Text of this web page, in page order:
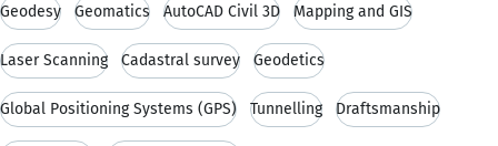
Geodesy Geomatics AutoCAD Civil 3D Mapping and GIS
Laser Scanning Cadastral survey Geodetics
Global Positioning Systems (GPS) Tunnelling Draftsmanship